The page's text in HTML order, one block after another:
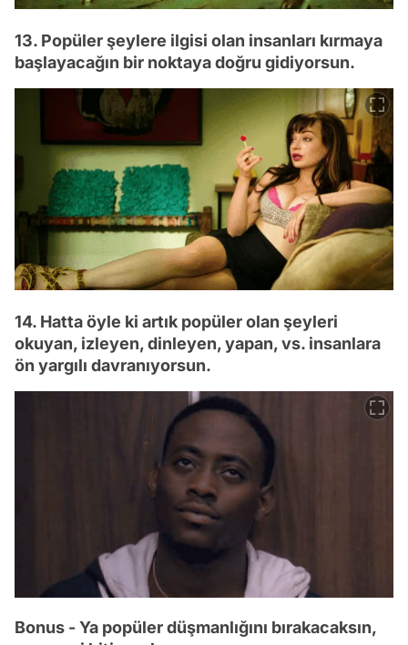
13. Popüler şeylere ilgisi olan insanları kırmaya
başlayacağın bir noktaya doğru gidiyorsun.
14. Hatta öyle ki artık popüler olan şeyleri
okuyan, izleyen, dinleyen, yapan, vs. insanlara
ön yargılı davranıyorsun.
Bonus - Ya popüler düşmanlığını bırakacaksın,